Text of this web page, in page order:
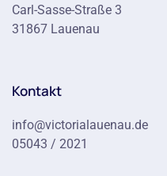
Carl-Sasse-Straße 3
31867 Lauenau
Kontakt
info@victorialauenau.de
05043 / 2021